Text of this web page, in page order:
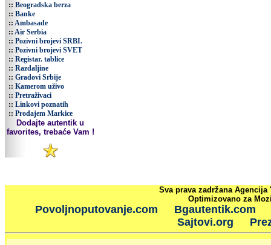
:: Beogradska berza
:: Banke
:: Ambasade
:: Air Serbia
:: Pozivni brojevi SRBI.
:: Pozivni brojevi SVET
:: Registar. tablice
:: Razdaljine
:: Gradovi Srbije
:: Kamerom uživo
:: Pretraživaci
:: Linkovi poznatih
:: Prodajem Markice
Dodajte autentik u
favorites, trebaće Vam !
Sva prava zadržana
Optimizovano za
Povoljnoputovanje.com
Bgautentik.com
Sajtovi.org